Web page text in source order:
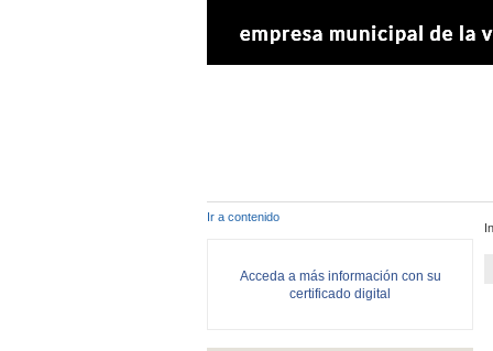
Ir a contenido
Acceda a más información con su
certificado digital